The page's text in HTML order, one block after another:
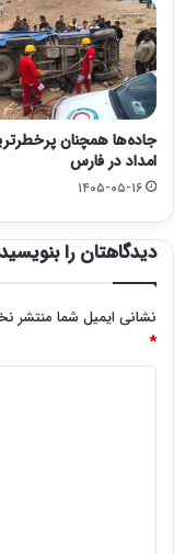
جاده‌ها همچنان
امداد در فارس
۱۴۰۵-۰۵-۱۶
دیدگاهتان را بنویسید
نشانی ایمیل شما منتشر
*